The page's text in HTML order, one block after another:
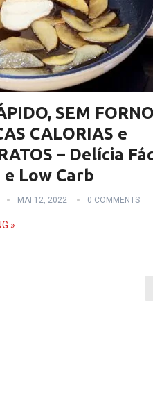
SEM FORNO
CALORIAS e
– Delícia
e Low Carb
MAI 12, 2022 0 COMMENTS
»